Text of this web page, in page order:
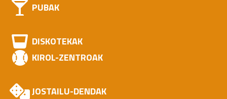
PUBAK
DISKOTEKAK
KIROL-ZENTROAK
JOSTAILU-DENDAK